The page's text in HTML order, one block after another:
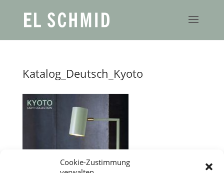
Cookie-Zustimmung
Katalog_Deutsch_Kyoto